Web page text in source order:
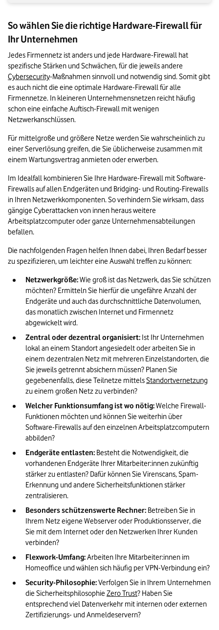
So wählen Sie die richtige Hardware-Firewall für
Ihr Unternehmen
Jedes Firmennetz ist anders und jede Hardware-Firewall hat
Cybersecurity-Maßnahmen sinnvoll und notwendig sind. Somit gibt
es auch nicht die eine optimale Hardware-Firewall für alle
Firmennetze. In kleineren Unternehmensnetzen reicht häufig
schon eine einfache Auftisch-Firewall mit wenigen
Netzwerkanschlüssen.
Für mittelgroße und größere Netze werden Sie wahrscheinlich zu
einer Serverlösung greifen, die Sie üblicherweise zusammen mit
einem Wartungsvertrag anmieten oder erwerben.
Im Idealfall kombinieren Sie Ihre Hardware-Firewall mit Software-
Firewalls auf allen Endgeräten und Bridging- und Routing-Firewalls
in Ihren Netzwerkkomponenten. So verhindern Sie wirksam, dass
gängige Cyberattacken von innen heraus weitere
Arbeitsplatzcomputer oder ganze Unternehmensabteilungen
befallen.
Die nachfolgenden Fragen helfen Ihnen dabei, Ihren Bedarf besser
zu spezifizieren, um leichter eine Auswahl treffen zu können:
Netzwerkgröße: Wie groß ist das Netzwerk, das Sie schützen
möchten? Ermitteln Sie hierfür die ungefähre Anzahl der
Endgeräte und auch das durchschnittliche Datenvolumen,
das monatlich zwischen Internet und Firmennetz
abgewickelt wird.
Zentral oder dezentral organisiert: Ist Ihr Unternehmen
lokal an einem Standort angesiedelt oder arbeiten Sie in
einem dezentralen Netz mit mehreren Einzelstandorten, die
Sie jeweils getrennt absichern müssen? Planen Sie
gegebenenfalls, diese Teilnetze mittels Standortvernetzung
zu einem großen Netz zu verbinden?
Welcher Funktionsumfang ist wo nötig: Welche Firewall-
Funktionen möchten und können Sie weiterhin über
Software-Firewalls auf den einzelnen Arbeitsplatzcomputern
abbilden?
Endgeräte entlasten: Besteht die Notwendigkeit, die
vorhandenen Endgeräte Ihrer Mitarbeiter:innen zukünftig
stärker zu entlasten? Dafür können Sie Virenscans, Spam-
Erkennung und andere Sicherheitsfunktionen stärker
zentralisieren.
Besonders schützenswerte Rechner: Betreiben Sie in
Ihrem Netz eigene Webserver oder Produktionsserver, die
Sie mit dem Internet oder den Netzwerken Ihrer Kunden
verbinden?
Flexwork-Umfang: Arbeiten Ihre Mitarbeiter:innen im
Homeoffice und wählen sich häufig per VPN-Verbindung ein?
Security-Philosophie: Verfolgen Sie in Ihrem Unternehmen
die Sicherheitsphilosophie Zero Trust? Haben Sie
entsprechend viel Datenverkehr mit internen oder externen
Zertifizierungs- und Anmeldeservern?